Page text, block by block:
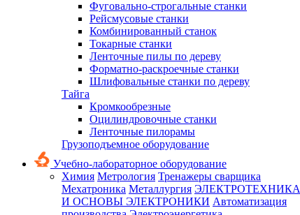
Фуговально-строгальные станки
Рейсмусовые станки
Комбинированный станок
Токарные станки
Ленточные пилы по дереву
Форматно-раскроечные станки
Шлифовальные станки по дереву
Тайга
Кромкообрезные
Оцилиндровочные станки
Ленточные пилорамы
Грузоподъемное оборудование
Учебно-лабораторное оборудование
Химия Метрология Тренажеры сварщика
Мехатроника Металлургия ЭЛЕКТРОТЕХНИКА
И ОСНОВЫ ЭЛЕКТРОНИКИ Автоматизация